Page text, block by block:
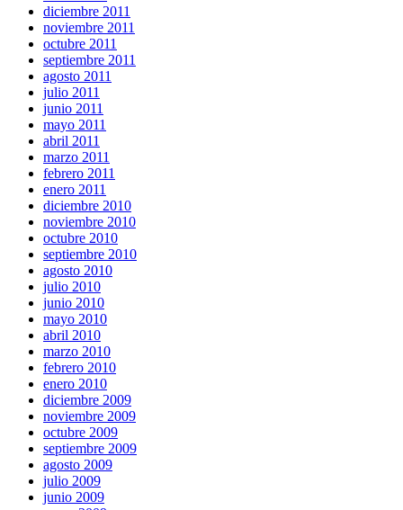
diciembre 2011
noviembre 2011
octubre 2011
septiembre 2011
agosto 2011
julio 2011
junio 2011
mayo 2011
abril 2011
marzo 2011
febrero 2011
enero 2011
diciembre 2010
noviembre 2010
octubre 2010
septiembre 2010
agosto 2010
julio 2010
junio 2010
mayo 2010
abril 2010
marzo 2010
febrero 2010
enero 2010
diciembre 2009
noviembre 2009
octubre 2009
septiembre 2009
agosto 2009
julio 2009
junio 2009